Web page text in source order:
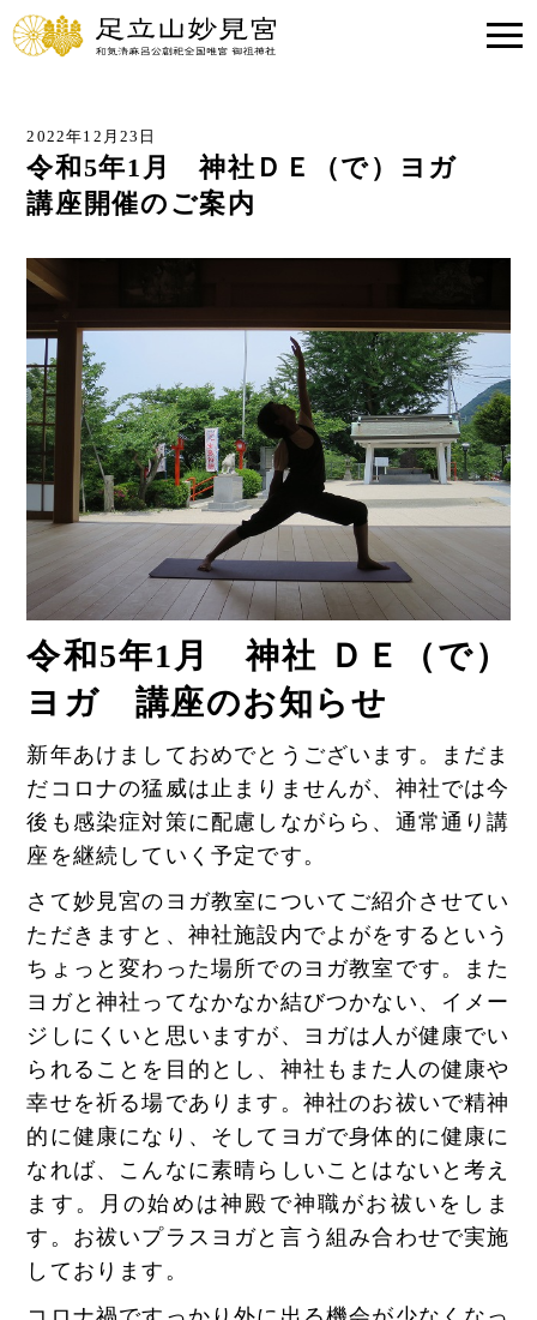
2022年12月23日
令和5年1月 神社ＤＥ（で）ヨガ
講座開催のご案内
令和5年1月 神社 ＤＥ（で）
ヨガ 講座のお知らせ
新年あけましておめでとうございます。まだま
だコロナの猛威は止まりませんが、神社では今
後も感染症対策に配慮しながらら、通常通り講
座を継続していく予定です。
さて妙見宮のヨガ教室についてご紹介させてい
ただきますと、神社施設内でよがをするという
ちょっと変わった場所でのヨガ教室です。また
ヨガと神社ってなかなか結びつかない、イメー
ジしにくいと思いますが、ヨガは人が健康でい
られることを目的とし、神社もまた人の健康や
幸せを祈る場であります。神社のお祓いで精神
的に健康になり、そしてヨガで身体的に健康に
なれば、こんなに素晴らしいことはないと考え
ます。月の始めは神殿で神職がお祓いをしま
す。お祓いプラスヨガと言う組み合わせで実施
しております。